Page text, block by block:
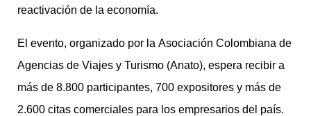
reactivación de la economía.
El evento, organizado por la Asociación Colombiana de
Agencias de Viajes y Turismo (Anato), espera recibir a
más de 8.800 participantes, 700 expositores y más de
2.600 citas comerciales para los empresarios del país.